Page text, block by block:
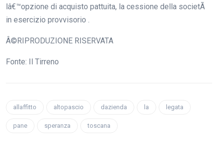
lâ€™opzione di acquisto pattuita, la cessione della societÃ
in esercizio provvisorio .
Â©RIPRODUZIONE RISERVATA
Fonte: Il Tirreno
allaffitto altopascio dazienda la legata
pane speranza toscana